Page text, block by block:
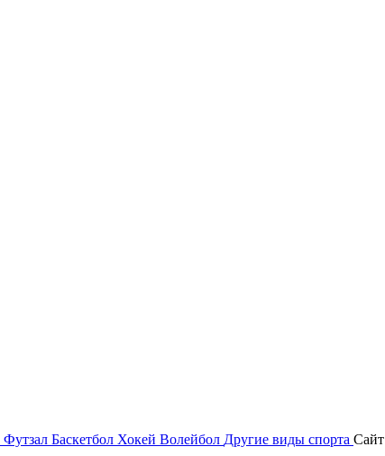
Футзал Баскетбол Хокей Волейбол Другие виды спорта Сайт